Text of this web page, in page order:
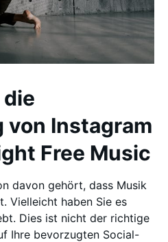
die
von Instagram
Free Music
davon gehört, dass Musik
Vielleicht haben Sie es
Dies ist nicht der richtige
Ihre bevorzugten Social-